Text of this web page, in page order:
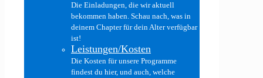
Die Einladungen, die wir aktuell
bekommen haben. Schau nach, was in
deinem Chapter für dein Alter verfügbar
ist!
Leistungen/Kosten
Die Kosten für unsere Programme
findest du hier, und auch, welche